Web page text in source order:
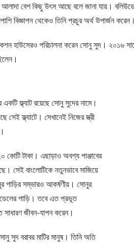
আলাদা বেশ কিছু উৎস আছে বলে জানা যায়।
বিজ্ঞাপন থেকেও তিনি প্রচুর অর্থ উপার্জন করেন।
হাউসেরও পরিচালনা করেন সোনু সুদ। ২০১৬
ফ্ল্যাট রয়েছে সোনু সুদের নামে।
ফ্ল্যাটে। সেখানেই নিজের স্ত্রী
কোটি টাকা। এছাড়াও অবশ্য পাঞ্জাবের
সেই বাংলোটিকে নতুনভাবে সাজিয়ে
গাড়ির সম্ভারও আকর্ষণীয়। সোনুর
গাড়ি। তবে এত প্রভূত
জীবন-যাপন করেন।
সুদ বরাবর মাটির মানুষ। তিনি অতি